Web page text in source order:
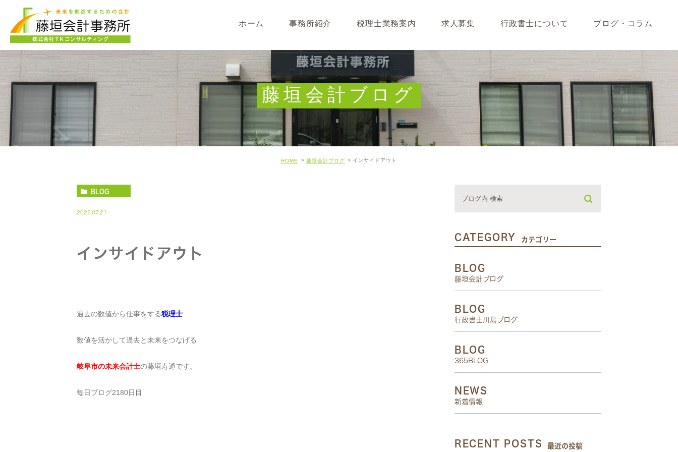
ホーム 事務所紹介
事務所･スタッフ紹介
求人募集
税理士業務案内
なぜ税理士が必要なのか
キャッシュフロー経営について
開業･経営支援について
相続について･事業承継について
求人募集 行政書士について ブログ・コラム
藤垣会計ブログ
行政書士川島ブログ
365BLOG
コラム
藤垣会計ブログ
HOME 藤垣会計ブログ インサイドアウト
BLOG
2022.07.21
インサイドアウト
過去の数値から仕事をする税理士
数値を活かして過去と未来をつなげる
岐阜市の未来会計士の藤垣寿通です。
毎日ブログ2180日目
CATEGORY カテゴリー
BLOG
藤垣会計ブログ
BLOG
行政書士川島ブログ
BLOG
365BLOG
NEWS
新着情報
RECENT POSTS 最近の投稿